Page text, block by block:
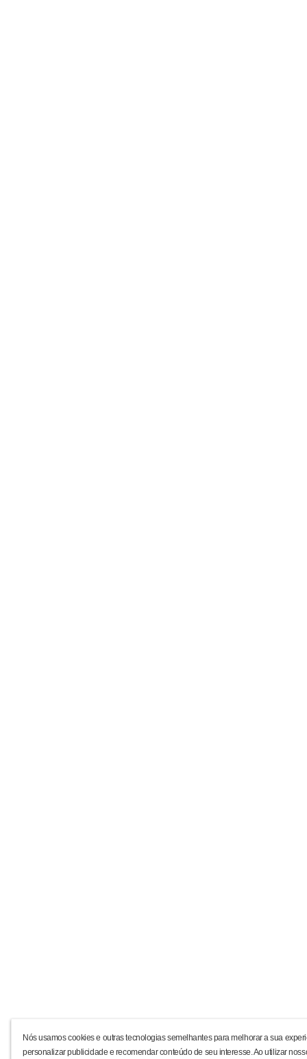
Nós usamos cookies e outras tecnologias semelhantes para melhorar a sua
personalizar publicidade e recomendar conteúdo de seu interesse. Ao utilizar